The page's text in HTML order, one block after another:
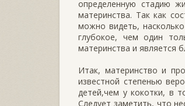
определенную стадию
материнства. Так как
можно видеть,
глубокое, чем один
материнства и является
Итак, материнство и
известной степенью
детей,чем у кокотки, в
Следует заметить, что